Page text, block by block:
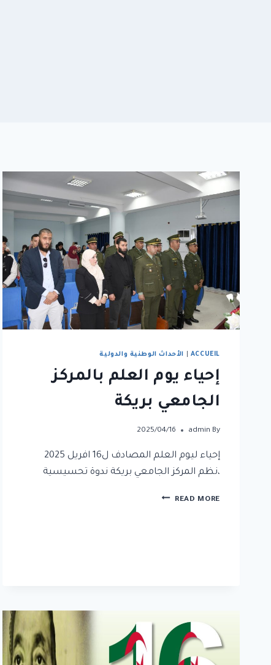
ACCUEIL الأحداث الوطنية والدولية
إحياء يوم العلم بالمركز
الجامعي بريكة
By
admin
2025/04/16
إحياء ليوم العلم المصادف ل16 افريل 2025
،نظم المركز الجامعي بريكة ندوة تحسيسية
READ MORE